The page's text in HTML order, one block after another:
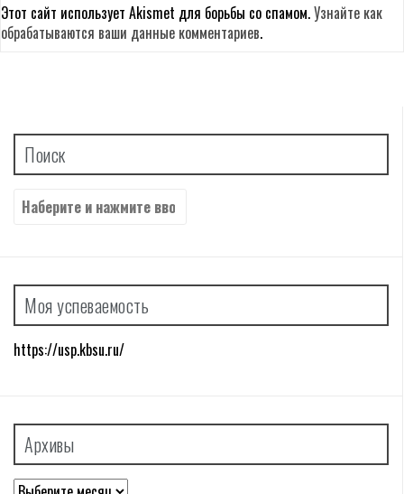
Этот сайт использует Akismet для борьбы со спамом.Узнайте как
обрабатываются ваши данные комментариев.
Поиск
Найти:
Моя успеваемость
https://usp.kbsu.ru/
Архивы
Архивы